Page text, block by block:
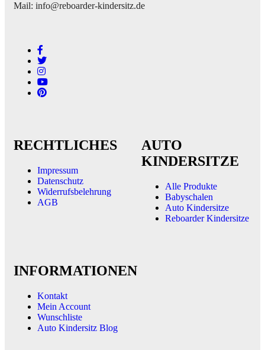
Mail: info@reboarder-kindersitz.de
RECHTLICHES
Impressum
Datenschutz
Widerrufsbelehrung
AGB
AUTO
KINDERSITZE
Alle Produkte
Babyschalen
Auto Kindersitze
Reboarder Kindersitze
INFORMATIONEN
Kontakt
Mein Account
Wunschliste
Auto Kindersitz Blog